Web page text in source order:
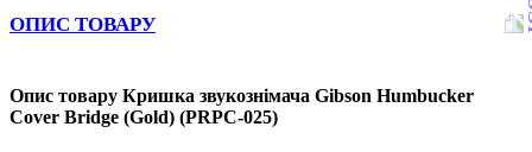
ОПИС ТОВАРУ
Опис товару Кришка звукознімача Gibson Humbucker
Cover Bridge (Gold) (PRPC-025)